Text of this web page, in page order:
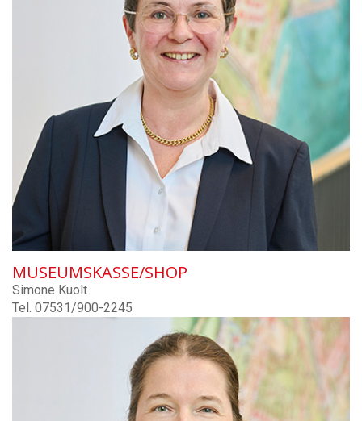
MUSEUMSKASSE/SHOP
Simone Kuolt
Tel. 07531/900-2245